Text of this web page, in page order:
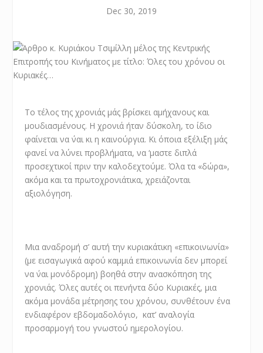
Dec 30, 2019
Το τέλος της χρονιάς μάς βρίσκει αμήχανους και
μουδιασμένους. Η χρονιά ήταν δύσκολη, το ίδιο
φαίνεται να ΄ναι κι η καινούργια. Κι όποια εξέλιξη μάς
φανεί να λύνει προβλήματα, να ‘μαστε διπλά
προσεχτικοί πριν την καλοδεχτούμε. Όλα τα «δώρα»,
ακόμα και τα πρωτοχρονιάτικα, χρειάζονται
αξιολόγηση.
Μια αναδρομή σ’ αυτή την κυριακάτικη «επικοινωνία»
(με εισαγωγικά αφού καμμιά επικοινωνία δεν μπορεί
να ΄ναι μονόδρομη) βοηθά στην ανασκόπηση της
χρονιάς. Όλες αυτές οι πενήντα δύο Κυριακές, μια
ακόμα μονάδα μέτρησης του χρόνου, συνθέτουν ένα
ενδιαφέρον εβδομαδολόγιο, κατ’ αναλογία
προσαρμογή του γνωστού ημερολογίου.